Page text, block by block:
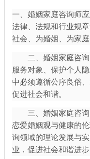
一、婚姻家庭咨询师
法律、法规和行业规
社会、为婚姻、为家庭
二、婚姻家庭咨询
服务对象、保护个人
中必须遵循公序良俗
促进社会和谐。
三、婚姻家庭咨询
恋爱婚姻观与健康的
询领域的理论发展与
业，促进社会和谐进